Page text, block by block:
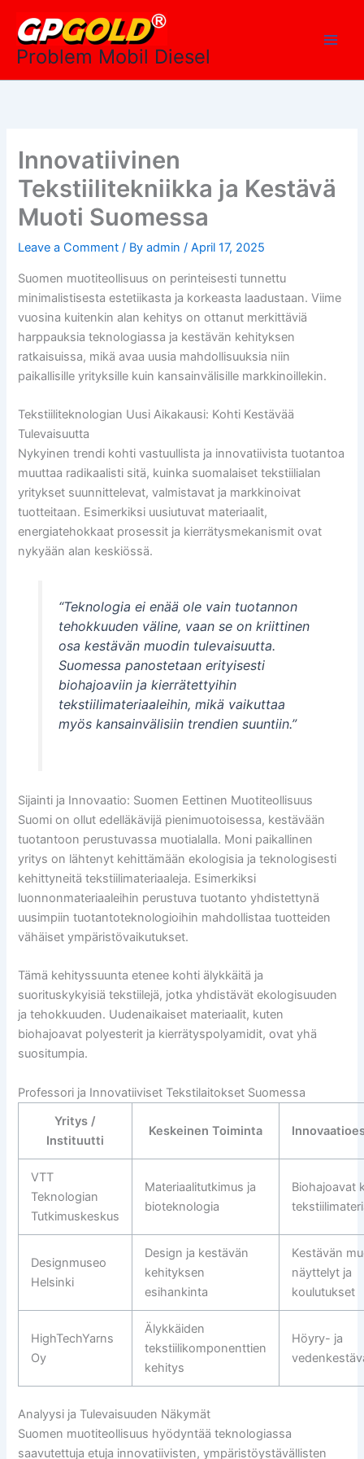
content
Problem Mobil Diesel
Innovatiivinen
Tekstiilitekniikka ja Kestävä
Muoti Suomessa
Leave a Comment / Byadmin/April 17, 2025
Suomen muotiteollisuus on perinteisesti tunnettu
minimalistisesta estetiikasta ja korkeasta laadustaan. Viime
vuosina kuitenkin alan kehitys on ottanut merkittäviä
harppauksia teknologiassa ja kestävän kehityksen
ratkaisuissa, mikä avaa uusia mahdollisuuksia niin
paikallisille yrityksille kuin kansainvälisille markkinoillekin.
Tekstiiliteknologian Uusi Aikakausi: Kohti Kestävää
Tulevaisuutta
Nykyinen trendi kohti vastuullista ja innovatiivista tuotantoa
muuttaa radikaalisti sitä, kuinka suomalaiset tekstiilialan
yritykset suunnittelevat, valmistavat ja markkinoivat
tuotteitaan. Esimerkiksi uusiutuvat materiaalit,
energiatehokkaat prosessit ja kierrätysmekanismit ovat
nykyään alan keskiössä.
“Teknologia ei enää ole vain tuotannon
tehokkuuden väline, vaan se on kriittinen
osa kestävän muodin tulevaisuutta.
Suomessa panostetaan erityisesti
biohajoaviin ja kierrätettyihin
tekstiilimateriaaleihin, mikä vaikuttaa
myös kansainvälisiin trendien suuntiin.”
Sijainti ja Innovaatio: Suomen Eettinen Muotiteollisuus
Suomi on ollut edelläkävijä pienimuotoisessa, kestävään
tuotantoon perustuvassa muotialalla. Moni paikallinen
yritys on lähtenyt kehittämään ekologisia ja teknologisesti
kehittyneitä tekstiilimateriaaleja. Esimerkiksi
luonnonmateriaaleihin perustuva tuotanto yhdistettynä
uusimpiin tuotantoteknologioihin mahdollistaa tuotteiden
vähäiset ympäristövaikutukset.
Tämä kehityssuunta etenee kohti älykkäitä ja
suorituskykyisiä tekstiilejä, jotka yhdistävät ekologisuuden
ja tehokkuuden. Uudenaikaiset materiaalit, kuten
biohajoavat polyesterit ja kierrätyspolyamidit, ovat yhä
suositumpia.
Professori ja Innovatiiviset Tekstilaitokset Suomessa
Yritys /
Instituutti
Keskeinen Toiminta
VTT
Teknologian
Tutkimuskeskus
Materiaalitutkimus ja
bioteknologia
Biohajoavat
Designmuseo
Helsinki
Design ja kestävän
kehityksen
esihankinta
Kestävän
näyttelyt ja
koulutukset
HighTechYarns
Oy
Älykkäiden
tekstiilikomponenttien
kehitys
Höyry- ja
Analyysi ja Tulevaisuuden Näkymät
Suomen muotiteollisuus hyödyntää teknologiassa
saavutettuja etuja innovatiivisten, ympäristöystävällisten